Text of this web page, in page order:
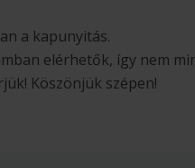
a kapunyitás.
elérhetők, így nem
Köszönjük szépen!